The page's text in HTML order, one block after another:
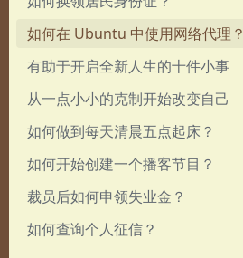
如何在 Ubuntu 中使用网络代理？
有助于开启全新人生的十件小事
从一点小小的克制开始改变自己
如何做到每天清晨五点起床？
如何开始创建一个播客节目？
裁员后如何申领失业金？
如何查询个人征信？